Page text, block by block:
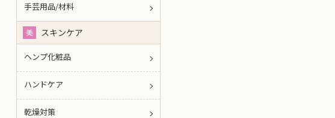
手芸用品/材料
美 スキンケア
ヘンプ化粧品
ハンドケア
乾燥対策